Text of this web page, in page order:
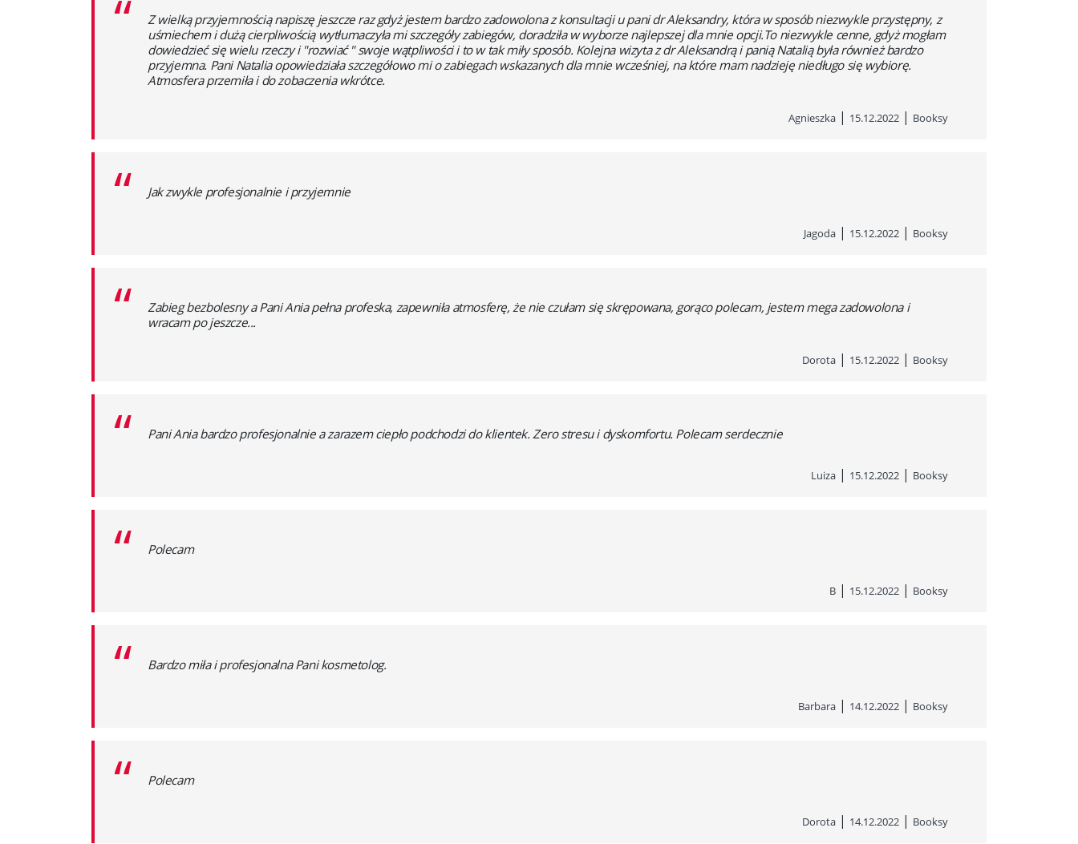
“
Z wielką przyjemnością napiszę jeszcze raz gdyż jestem bardzo zadowolona z konsultacji u pani dr Aleksandry, która w sposób niezwykle przystępny, z
uśmiechem i dużą cierpliwością wytłumaczyła mi szczegóły zabiegów, doradziła w wyborze najlepszej dla mnie opcji.To niezwykle cenne, gdyż mogłam
dowiedzieć się wielu rzeczy i "rozwiać " swoje wątpliwości i to w tak miły sposób. Kolejna wizyta z dr Aleksandrą i panią Natalią była również bardzo
przyjemna. Pani Natalia opowiedziała szczegółowo mi o zabiegach wskazanych dla mnie wcześniej, na które mam nadzieję niedługo się wybiorę.
Atmosfera przemiła i do zobaczenia wkrótce.
Agnieszka | 15.12.2022 | Booksy
“ Jak zwykle profesjonalnie i przyjemnie
Jagoda | 15.12.2022 | Booksy
“
Zabieg bezbolesny a Pani Ania pełna profeska, zapewniła atmosferę, że nie czułam się skrępowana, gorąco polecam, jestem mega zadowolona i
wracam po jeszcze...
Dorota | 15.12.2022 | Booksy
“ Pani Ania bardzo profesjonalnie a zarazem ciepło podchodzi do klientek. Zero stresu i dyskomfortu. Polecam serdecznie
Luiza | 15.12.2022 | Booksy
“ Polecam
B | 15.12.2022 | Booksy
“ Bardzo miła i profesjonalna Pani kosmetolog.
Barbara | 14.12.2022 | Booksy
“ Polecam
Dorota | 14.12.2022 | Booksy